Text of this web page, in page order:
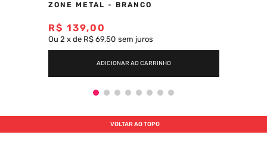
ZONE METAL - BRANCO
R$ 139,00
Ou 2 xde R$ 69,50 sem juros
ADICIONAR AO CARRINHO
VOLTAR AO TOPO